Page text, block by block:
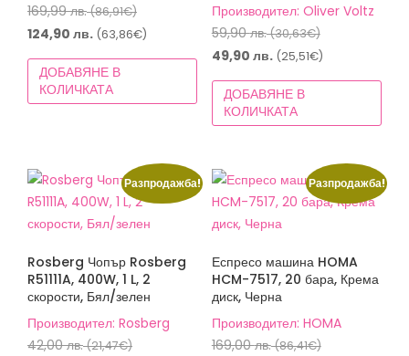
169,99лв.(86,91€)Original
price
was:
124,90 лв. (63,86€)
цена
124,90 лв.
ДОБАВЯНЕ В
КОЛИЧКАТА
Производител: Oliver Voltz
59,90лв.(30,63€)Original
price
was:
(30,63€).
49,90 лв.(25,51€)Текущата
цена
49,90 лв.
ДОБАВЯНЕ В
КОЛИЧКАТА
Разпродажба!
Rosberg Чопър Rosberg
R51111A, 400W, 1 L, 2
скорости, Бял/зелен
Производител: Rosberg
42,00лв.(21,47€)Original
Разпродажба!
Еспресо машина HOMA
HCM-7517, 20 бара, Крема
диск, Черна
Производител: HOMA
169,00лв.(86,41€)Original